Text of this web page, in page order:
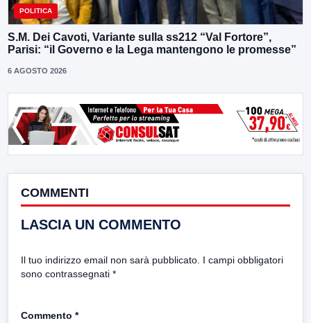
POLITICA
S.M. Dei Cavoti, Variante sulla ss212 “Val Fortore”,
Parisi: “il Governo e la Lega mantengono le promesse”
6 AGOSTO 2026
COMMENTI
LASCIA UN COMMENTO
Il tuo indirizzo email non sarà pubblicato. I campi obbligatori
sono contrassegnati *
Commento *